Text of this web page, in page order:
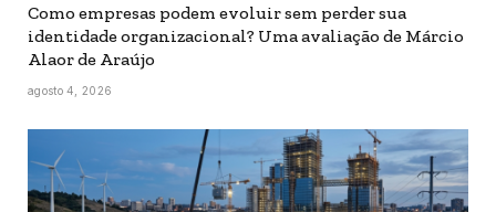
Como empresas podem evoluir sem perder sua
identidade organizacional? Uma avaliação de Márcio
Alaor de Araújo
agosto 4, 2026